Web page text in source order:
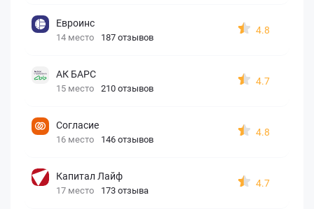
Евроинс
14 место 187 отзывов
4.8
АК БАРС
15 место 210 отзывов
4.7
Согласие
16 место 146 отзывов
4.8
Капитал Лайф
17 место 173 отзыва
4.7